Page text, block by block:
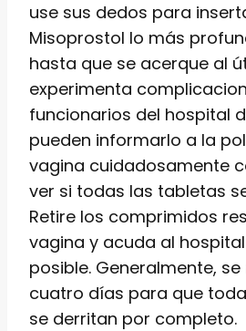
use sus dedos para
Misoprostol lo más
hasta que se acerque al
experimenta
funcionarios del hospital
pueden informarlo a la
vagina cuidadosamente
ver si todas las tabletas
Retire los comprimidos
vagina y acuda al
posible. Generalmente,
cuatro días para que
se derritan por completo.